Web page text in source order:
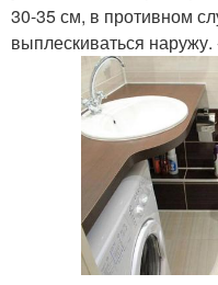
30-35 см, в противном
выплескиваться